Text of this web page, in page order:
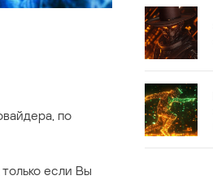
по
если Вы